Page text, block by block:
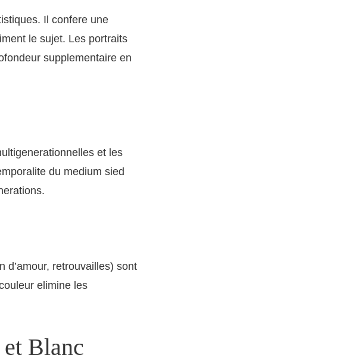
Il confere une
le sujet. Les portraits
supplementaire en
et les
du medium sied
d’amour, retrouvailles) sont
elimine les
Blanc